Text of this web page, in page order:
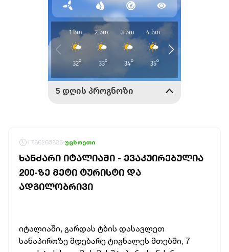
1786265836 უცხოეთი
ᲮᲐᲜᲫᲐᲠᲘ ᲘᲢᲐᲚᲘᲐᲨᲘ - ᲔᲕᲐᲙᲣᲘᲠᲔᲑᲣᲚᲘᲐ
200-ᲖᲔ ᲛᲔᲢᲘ ᲢᲣᲠᲘᲡᲢᲘ ᲓᲐ
ᲐᲓᲒᲘᲚᲝᲑᲠᲘᲕᲘ
იტალიაში, გარდას ტბის დასავლეთ
სანაპიროზე მდებარე ტიგნალეს მთებში, 7